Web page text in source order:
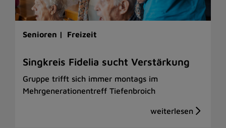
Senioren | Freizeit
Singkreis Fidelia sucht Verstärkung
Gruppe trifft sich immer montags im
Mehrgenerationentreff Tiefenbroich